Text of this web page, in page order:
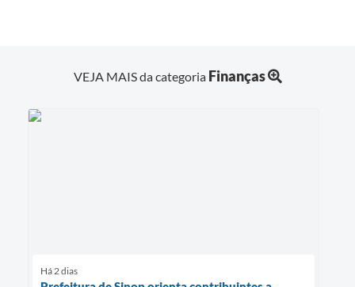
VEJA MAIS da categoria Finanças
Há 2 dias